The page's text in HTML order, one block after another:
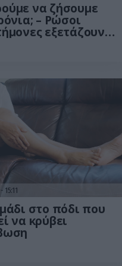
να ζήσουμε
– Ρώσοι
εξετάζουν
15:11
στο πόδι που
να κρύβει